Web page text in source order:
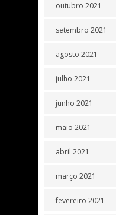
outubro 2021
setembro 2021
agosto 2021
julho 2021
junho 2021
maio 2021
abril 2021
março 2021
fevereiro 2021